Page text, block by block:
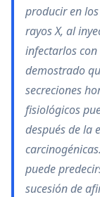
producir en
rayos X, al
infectarlos
demostrado
secreciones
fisiológicos
después de la
puede
sucesión de